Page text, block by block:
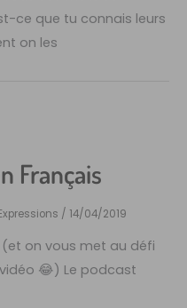
ce que tu connais leurs
on les
Français
/ 14/04/2019
(et on vous met au défi
😂) Le podcast